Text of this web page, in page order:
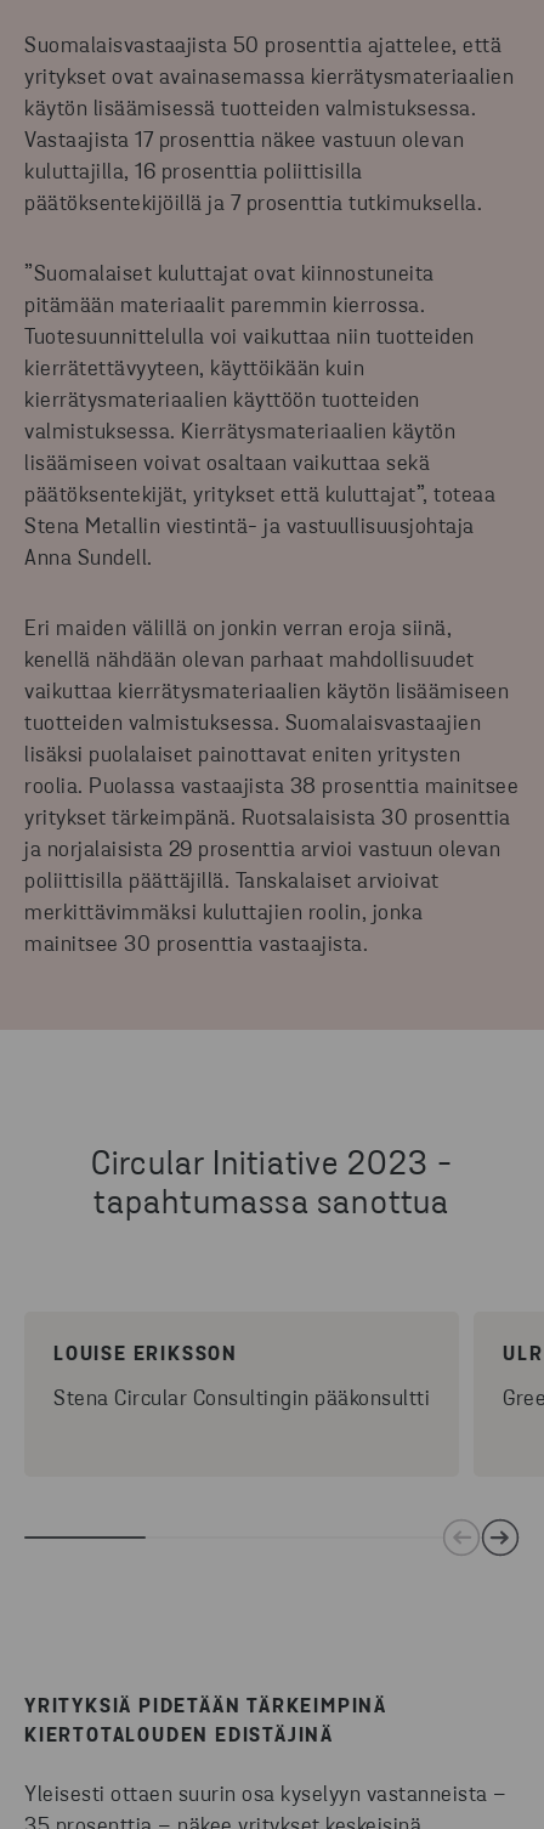
Suomalaisvastaajista 50 prosenttia ajattelee, että
yritykset ovat avainasemassa kierrätysmateriaalien
käytön lisäämisessä tuotteiden valmistuksessa.
Vastaajista 17 prosenttia näkee vastuun olevan
kuluttajilla, 16 prosenttia poliittisilla
päätöksentekijöillä ja 7 prosenttia tutkimuksella.
”Suomalaiset kuluttajat ovat kiinnostuneita
pitämään materiaalit paremmin kierrossa.
Tuotesuunnittelulla voi vaikuttaa niin tuotteiden
kierrätettävyyteen, käyttöikään kuin
kierrätysmateriaalien käyttöön tuotteiden
valmistuksessa. Kierrätysmateriaalien käytön
lisäämiseen voivat osaltaan vaikuttaa sekä
päätöksentekijät, yritykset että kuluttajat”, toteaa
Stena Metallin viestintä- ja vastuullisuusjohtaja
Anna Sundell.
Eri maiden välillä on jonkin verran eroja siinä,
kenellä nähdään olevan parhaat mahdollisuudet
vaikuttaa kierrätysmateriaalien käytön lisäämiseen
tuotteiden valmistuksessa. Suomalaisvastaajien
lisäksi puolalaiset painottavat eniten yritysten
roolia. Puolassa vastaajista 38 prosenttia mainitsee
yritykset tärkeimpänä. Ruotsalaisista 30 prosenttia
ja norjalaisista 29 prosenttia arvioi vastuun olevan
poliittisilla päättäjillä. Tanskalaiset arvioivat
merkittävimmäksi kuluttajien roolin, jonka
mainitsee 30 prosenttia vastaajista.
Circular Initiative 2023 -
tapahtumassa sanottua
LOUISE ERIKSSON
Stena Circular Consultingin pääkonsultti
YRITYKSIÄ PIDETÄÄN TÄRKEIMPINÄ
KIERTOTALOUDEN EDISTÄJINÄ
Yleisesti ottaen suurin osa kyselyyn vastanneista –